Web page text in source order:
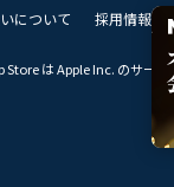
について 採用情報
は Apple Inc. のサービ